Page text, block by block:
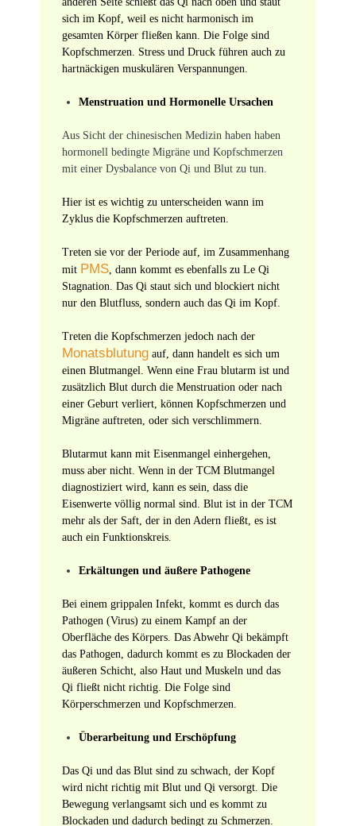
sich im Kopf, weil es nicht harmonisch im
gesamten Körper fließen kann. Die Folge sind
Kopfschmerzen. Stress und Druck führen auch zu
hartnäckigen muskulären Verspannungen.
Menstruation und Hormonelle Ursachen
Aus Sicht der chinesischen Medizin haben haben
hormonell bedingte Migräne und Kopfschmerzen
mit einer Dysbalance von Qi und Blut zu tun.
Hier ist es wichtig zu unterscheiden wann im
Zyklus die Kopfschmerzen auftreten.
Treten sie vor der Periode auf, im Zusammenhang
mit PMS, dann kommt es ebenfalls zu Le Qi
Stagnation. Das Qi staut sich und blockiert nicht
nur den Blutfluss, sondern auch das Qi im Kopf.
Treten die Kopfschmerzen jedoch nach der
Monatsblutungauf, dann handelt es sich um
einen Blutmangel. Wenn eine Frau blutarm ist und
zusätzlich Blut durch die Menstruation oder nach
einer Geburt verliert, können Kopfschmerzen und
Migräne auftreten, oder sich verschlimmern.
Blutarmut kann mit Eisenmangel einhergehen,
muss aber nicht. Wenn in der TCM Blutmangel
diagnostiziert wird, kann es sein, dass die
Eisenwerte völlig normal sind. Blut ist in der TCM
mehr als der Saft, der in den Adern fließt, es ist
auch ein Funktionskreis.
Erkältungen und äußere Pathogene
Bei einem grippalen Infekt, kommt es durch das
Pathogen (Virus) zu einem Kampf an der
Oberfläche des Körpers. Das Abwehr Qi bekämpft
das Pathogen, dadurch kommt es zu Blockaden der
äußeren Schicht, also Haut und Muskeln und das
Qi fließt nicht richtig. Die Folge sind
Körperschmerzen und Kopfschmerzen.
Überarbeitung und Erschöpfung
Das Qi und das Blut sind zu schwach, der Kopf
wird nicht richtig mit Blut und Qi versorgt. Die
Bewegung verlangsamt sich und es kommt zu
Blockaden und dadurch bedingt zu Schmerzen.